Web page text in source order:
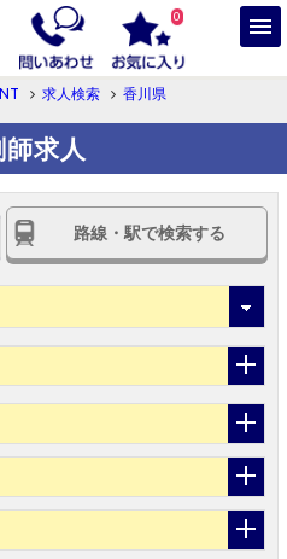
0
求人検索
香川県
求人
路線・駅で検索する